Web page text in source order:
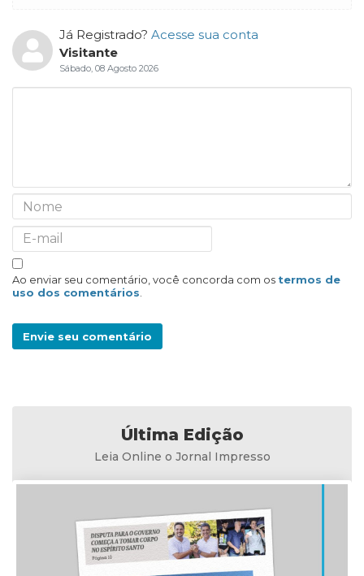
Já Registrado? Acesse sua conta
Visitante
Sábado, 08 Agosto 2026
Ao enviar seu comentário, você concorda com os termos de
uso dos comentários.
Envie seu comentário
Última Edição
Leia Online o Jornal Impresso